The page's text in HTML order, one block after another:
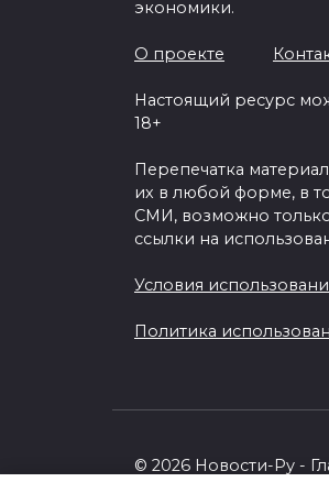
экономики.
О проекте
Настоящий ресурс
18+
Перепечатка
их в любой форме, в
СМИ, возможно
ссылки на
Условия
Политика
© 2026 Новости-Ру -